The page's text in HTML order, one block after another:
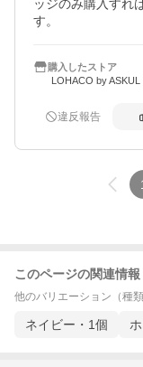
ッジのみ購入すれ
す。
購入したストア
LOHACO by ASKUL
違反報告
このページの関連情報
他のバリエーション（種類
ネイビー・1個